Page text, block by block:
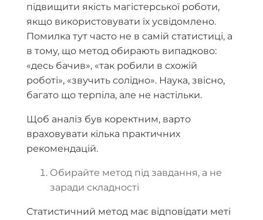
підвищити якість магістерської роботи,
якщо використовувати їх усвідомлено.
Помилка тут часто не в самій статистиці, а
в тому, що метод обирають випадково:
«десь бачив», «так робили в схожій
роботі», «звучить солідно». Наука, звісно,
багато що терпіла, але не настільки.
Щоб аналіз був коректним, варто
враховувати кілька практичних
рекомендацій.
Обирайте метод під завдання, а не
заради складності
Статистичний метод має відповідати меті